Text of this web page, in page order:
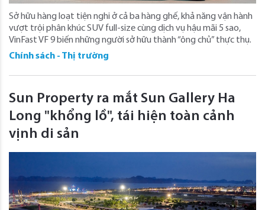
Sở hữu hàng loạt tiện nghi ở cả ba hàng ghế, khả năng vận hành
vượt trội phân khúc SUV full-size cùng dịch vụ hậu mãi 5 sao,
VinFast VF 9 biến những người sở hữu thành “ông chủ” thực thụ.
Chính sách - Thị trường
Sun Property ra mắt Sun Gallery Ha
Long "khổng lồ", tái hiện toàn cảnh
vịnh di sản